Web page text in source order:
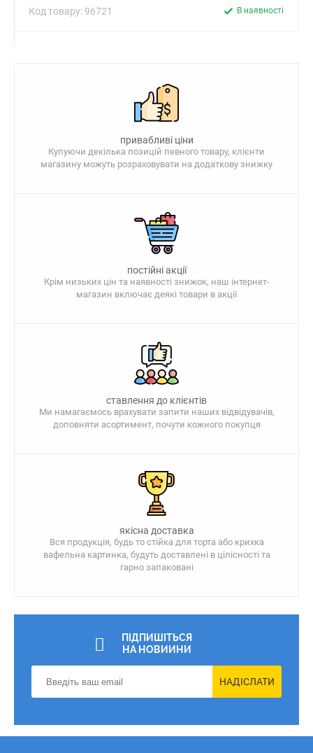
Код товару: 96721 В наявності
привабливі ціни
Купуючи декілька позицій певного товару, клієнти
магазину можуть розраховувати на додаткову знижку
постійні акції
Крім низьких цін та наявності знижок, наш інтернет-
магазин включає деякі товари в акції
ставлення до клієнтів
Ми намагаємось врахувати запити наших відвідувачів,
доповняти асортимент, почути кожного покупця
якісна доставка
Вся продукція, будь то стійка для торта або крихка
вафельна картинка, будуть доставлені в цілісності та
гарно запаковані
ПІДПИШІТЬСЯ
НА НОВИИНИ
НАДІСЛАТИ